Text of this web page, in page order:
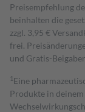
Preisempfehlung
beinhalten die
zzgl. 3,95 €
frei.
und Gratis-
1 Eine
Produkte in